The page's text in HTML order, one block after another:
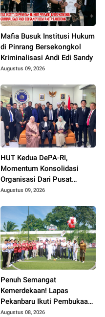
Mafia Busuk Institusi Hukum
di Pinrang Bersekongkol
Kriminalisasi Andi Edi Sandy
Augustus 09, 2026
HUT Kedua DePA-RI,
Momentum Konsolidasi
Organisasi Dari Pusat
Sampai ke Daerah
Augustus 09, 2026
Penuh Semangat
Kemerdekaan! Lapas
Pekanbaru Ikuti Pembukaan
Pekan Olahraga Ditjenpas
Augustus 08, 2026